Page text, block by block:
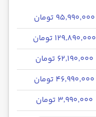
۹۵٬۹۹۰٬۰۰۰ تومان
۱۲۹٬۸۹۰٬۰۰۰ تومان
۶۲٬۱۹۰٬۰۰۰ تومان
۴۶٬۹۹۰٬۰۰۰ تومان
۳٬۹۹۰٬۰۰۰ تومان